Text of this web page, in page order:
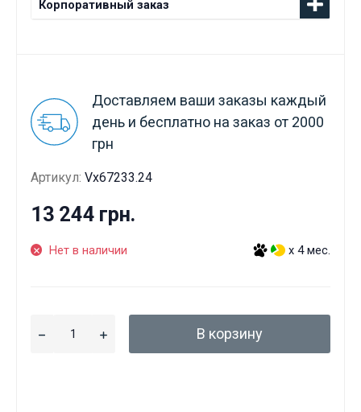
Корпоративный заказ
Доставляем ваши заказы каждый
день и бесплатно на заказ от 2000
грн
Артикул: Vx67233.24
13 244 грн.
Нет в наличии x 4 мес.
В корзину